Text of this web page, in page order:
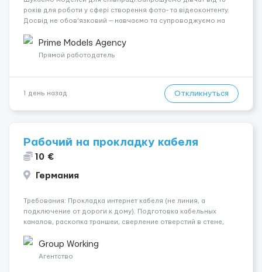
років для роботи у сфері створення фото- та відеоконтенту.
Досвід не обов’язковий — навчаємо та супроводжуємо на
конфіденційність і професійну підтримку. Працюємо офіційно,
поважаємо особ...
Prime Models Agency
Прямой работодатель
1 день назад Откликнуться
Рабочий на прокладку кабеля
10 €
Германия
Требования: Прокладка интернет кабеля (не линия, а
подключение от дороги к дому). Подготовка кабельных
каналов, раскопка траншеи, сверление отверстий в стене,
От 10 до 12 евро в час. На первое время обучения 10 евро,
далее повышается, в зависи...
Group Working
Агентство